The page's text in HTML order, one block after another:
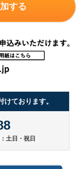
する
ております。
土日・祝日